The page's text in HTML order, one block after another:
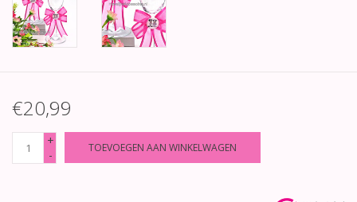
€20,99
+
-
TOEVOEGEN AAN WINKELWAGEN